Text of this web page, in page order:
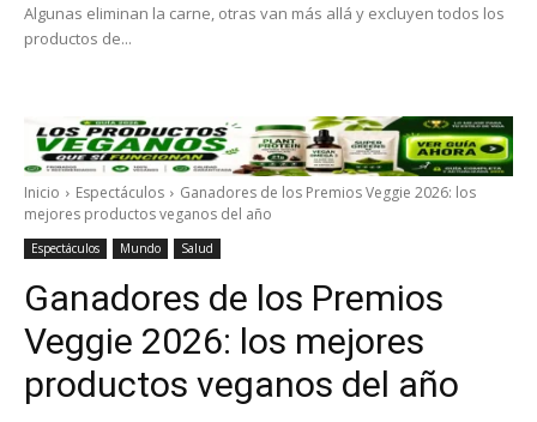
Algunas eliminan la carne, otras van más allá y excluyen todos los
productos de...